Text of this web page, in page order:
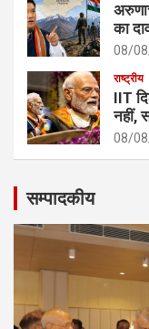
का
08/
राष्ट्रीय
IIT
नहीं,
08/
सम्पादकीय